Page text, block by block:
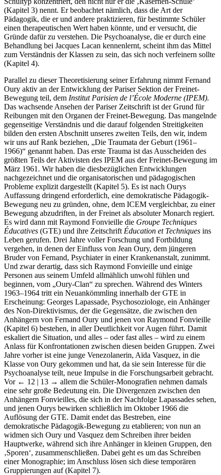
(Kapitel 3) nennt. Er beobachtet nämlich, dass die Art der
Pädagogik, die er und andere praktizieren, für bestimmte Schüler
einen therapeutischen Wert haben könnte, und er versucht, die
Gründe dafür zu verstehen. Die Psychoanalyse, die er durch eine
Behandlung bei Jacques Lacan kennenlernt, scheint ihm das Mittel
zum Verständnis der Klassen zu sein, das sich noch verfeinern sollte
(Kapitel 4).
Parallel zu dieser Theoretisierung seiner Erfahrung nimmt Fernand
Oury aktiv an der Entwicklung der Pariser Sektion der Freinet-
Bewegung teil, dem Institut Parisien de l’École Moderne (IPEM).
Das wachsende Ansehen der Pariser Zeitschrift ist der Grund für
Reibungen mit den Organen der Freinet-Bewegung. Das mangelnde
gegenseitige Verständnis und die darauf folgenden Streitigkeiten
bilden den ersten Abschnitt unseres zweiten Teils, den wir, indem
wir uns auf Rank beziehen, „Die Traumata der Geburt (1961–
1966)“ genannt haben. Das erste Trauma ist das Ausscheiden des
größten Teils der Aktivisten des IPEM aus der Freinet-Bewegung im
März 1961. Wir haben die diesbezüglichen Entwicklungen
nachgezeichnet und die organisatorischen und pädagogischen
Probleme explizit dargestellt (Kapitel 5). Es ist nach Ourys
Auffassung dringend erforderlich, eine demokratische Pädagogik-
Bewegung neu zu gründen, ohne, dem ICEM vergleichbar, zu einer
Bewegung abzudriften, in der Freinet als absoluter Monarch regiert.
Es wird dann mit Raymond Fonvieille die Groupe Techniques
Éducatives (GTE) und ihre Zeitschrift Éducation et Techniques ins
Leben gerufen. Drei Jahre voller Forschung und Fortbildung
vergehen, in denen der Einfluss von Jean Oury, dem jüngeren
Bruder von Fernand, Psychiater in einer Krankenanstalt, zunimmt.
Und zwar derartig, dass sich Raymond Fonvieille und einige
Personen aus seinem Umfeld allmählich unwohl fühlen und
beginnen, vom „Oury-Clan“ zu sprechen. Während des Winters
1963–1964 tritt ein Neuankömmling innerhalb der GTE in
Erscheinung: Georges Lapassade, Psychosoziologe, ein Anhänger
des Non-Direktivismus, der die Gegensätze, die zwischen den
Anhängern von Fernand Oury und jenen von Raymond Fonvieille
(Kapitel 6) bestehen, in aller Deutlichkeit vor Augen führt. Damit
eskaliert die Situation, und alles – oder fast alles – wird zu einem
Anlass für Konfrontationen zwischen diesen beiden Gruppen. Zwei
Jahre vorher ist eine junge Venezolanerin, Aïda Vasquez, in die
Klasse von Oury gekommen und hat, da sie sein Interesse für die
Psychoanalyse teilt, neue Impulse in die Forschungsarbeit gebracht.
Vor ← 12 | 13 → allem die Schüler-Monografien nehmen damals
eine sehr große Bedeutung ein. Die Divergenzen zwischen den
Anhängern Fonvieilles, die sich in der Nachfolge Lapassades sehen,
und jenen Ourys bewirken schließlich im Oktober 1966 die
Auflösung der GTE. Damit endet das Bestreben, eine
demokratische Pädagogik-Bewegung zu etablieren; von nun an
widmen sich Oury und Vasquez dem Schreiben ihrer beiden
Hauptwerke, während sich ihre Anhänger in kleinen Gruppen, den
‚Sporen‘, zusammenschließen. Dabei geht es um das Schreiben
einer Monographie; im Anschluss lösen sich diese temporären
Gruppierungen auf (Kapitel 7).